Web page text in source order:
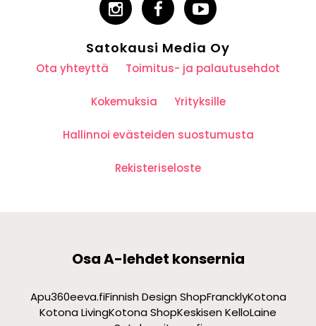
Satokausi Media Oy
Ota yhteyttä Toimitus- ja palautusehdot
Kokemuksia Yrityksille
Hallinnoi evästeiden suostumusta
Rekisteriseloste
Osa A-lehdet konsernia
Apu360eeva.fiFinnish Design ShopFrancklyKotona
Kotona LivingKotona ShopKeskisen KelloLaine